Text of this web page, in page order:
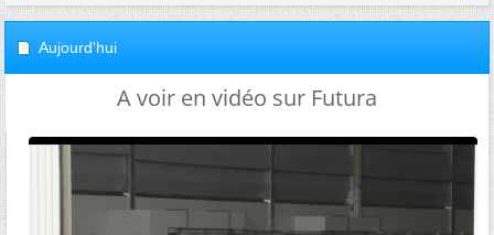
Aujourd'hui
A voir en vidéo sur Futura